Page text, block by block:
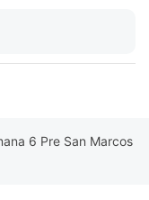
6 Pre San Marcos